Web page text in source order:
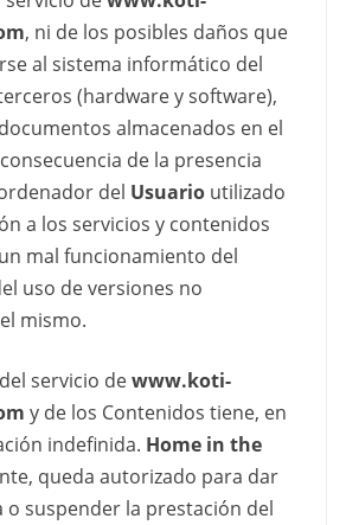
, ni de los posibles daños que
al sistema informático del
(hardware y software),
almacenados en el
de la presencia
del Usuario utilizado
a los servicios y contenidos
mal funcionamiento del
uso de versiones no
mismo.
servicio dewww.koti-
y de los Contenidos tiene, en
indefinida. Home in the
queda autorizado para dar
suspender la prestación del